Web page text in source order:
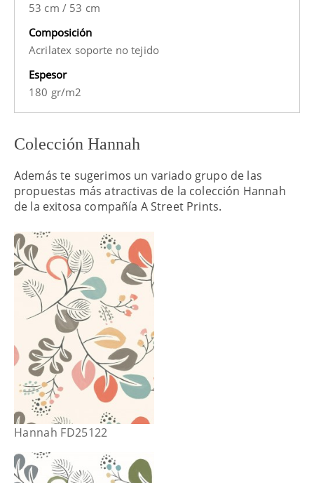
53 cm / 53 cm
Composición
Acrilatex soporte no tejido
Espesor
180 gr/m2
Colección Hannah
Además te sugerimos un variado grupo de las
propuestas más atractivas de la colección Hannah
de la exitosa compañía A Street Prints.
Hannah FD25122